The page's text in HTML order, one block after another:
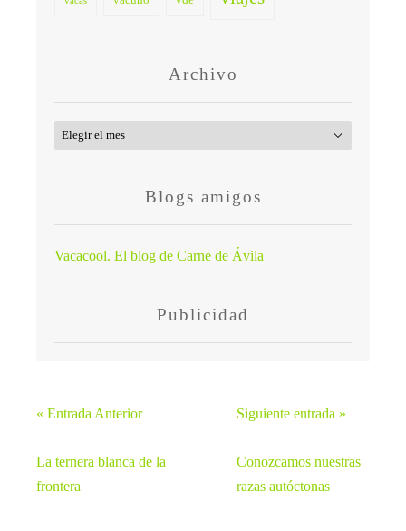
Archivo
Archivo
Blogs amigos
Vacacool. El blog de Carne de Ávila
Publicidad
« Entrada Anterior
La ternera blanca de la
frontera
Siguiente entrada »
Conozcamos nuestras
razas autóctonas